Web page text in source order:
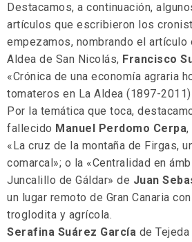
Destacamos, a continuación,
artículos que escribieron los
empezamos, nombrando el
Aldea de San Nicolás, Francisco
«Crónica de una economía agraria
tomateros en La Aldea (1897-
Por la temática que toca,
fallecido Manuel Perdomo Cerpa,
«La cruz de la montaña de Firgas,
comarcal»; o la «Centralidad en
Juncalillo de Gáldar» de Juan
un lugar remoto de Gran Canaria
troglodita y agrícola.
Serafina Suárez García de